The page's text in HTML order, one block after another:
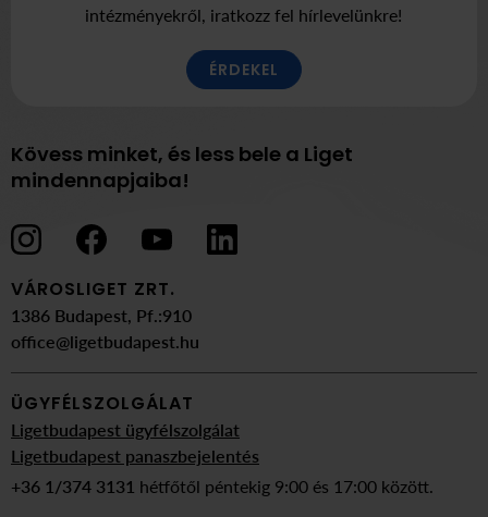
VÁROSLIGET ZRT.
1386 Budapest, Pf.:910
office@ligetbudapest.hu
ÜGYFÉLSZOLGÁLAT
Ligetbudapest ügyfélszolgálat
Ligetbudapest panaszbejelentés
+36 1/374 3131 hétfőtől péntekig 9:00 és 17:00 között.
Kövess minket, és less bele a Liget
mindennapjaiba!
intézményekről, iratkozz fel hírlevelünkre!
ÉRDEKEL